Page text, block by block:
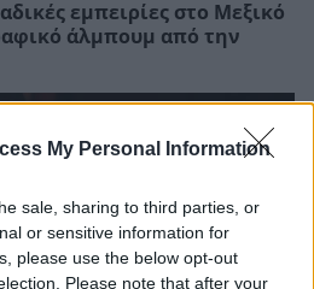
My Personal Information
sale, sharing to third parties, or
or sensitive information for
please use the below opt-out
Please note that after your
εμπειρίες στο Μεξικό
άλμπουμ από την